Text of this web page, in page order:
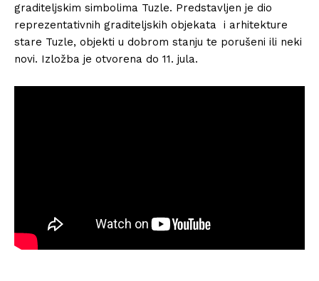
graditeljskim simbolima Tuzle. Predstavljen je dio
reprezentativnih graditeljskih objekata i arhitekture
stare Tuzle, objekti u dobrom stanju te porušeni ili neki
novi. Izložba je otvorena do 11. jula.